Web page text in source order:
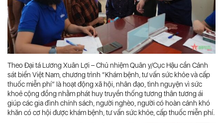
Theo Đại tá Lương Xuân Lợi – Chủ nhiệm Quân y/Cục Hậu cần Cảnh
sát biển Việt Nam, chương trình “Khám bệnh, tư vấn sức khỏe và cấp
thuốc miễn phí” là hoạt động xã hội, nhân đạo, tình nguyện vì sức
khoẻ cộng đồng nhằm phát huy truyền thống tương thân tương ái
giúp các gia đình chính sách, người nghèo, người có hoàn cảnh khó
khăn có cơ hội được khám bệnh, tư vấn sức khỏe, cấp thuốc miễn phí.